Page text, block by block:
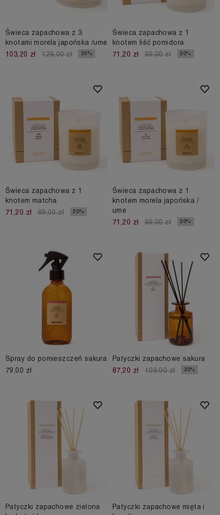
Świeca zapachowa z 3
knotami morela japońska /ume
103,20 zł
129,00 zł 20%
Świeca zapachowa z 1
knotem liść pomidora
71,20 zł
89,00 zł 20%
Świeca zapachowa z 1
knotem matcha
71,20 zł
89,00 zł 20%
Świeca zapachowa z 1
knotem morela japońska /
ume
71,20 zł
89,00 zł 20%
Spray do pomieszczeń sakura
79,00 zł
Patyczki zapachowe sakura
87,20 zł
109,00 zł 20%
Patyczki zapachowe zielona
Patyczki zapachowe mięta i